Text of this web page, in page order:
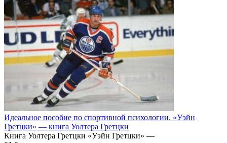
Идеальное пособие по спортивной психологии. «Уэйн
Гретцки» — книга Уолтера Гретцки
Книга Уолтера Гретцки «Уэйн Гретцки» —